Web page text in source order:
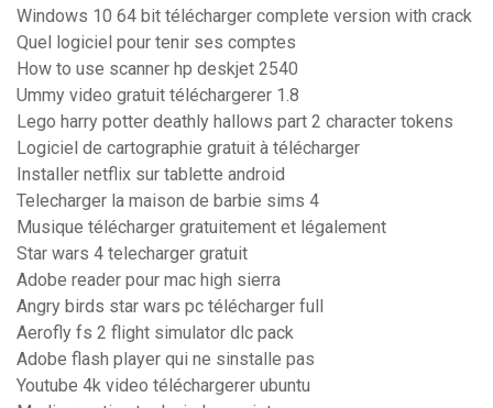
Windows 10 64 bit télécharger complete version with crack
Quel logiciel pour tenir ses comptes
How to use scanner hp deskjet 2540
Ummy video gratuit téléchargerer 1.8
Lego harry potter deathly hallows part 2 character tokens
Logiciel de cartographie gratuit à télécharger
Installer netflix sur tablette android
Telecharger la maison de barbie sims 4
Musique télécharger gratuitement et légalement
Star wars 4 telecharger gratuit
Adobe reader pour mac high sierra
Angry birds star wars pc télécharger full
Aerofly fs 2 flight simulator dlc pack
Adobe flash player qui ne sinstalle pas
Youtube 4k video téléchargerer ubuntu